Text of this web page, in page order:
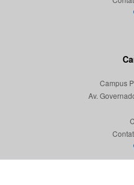
Campus
Av.